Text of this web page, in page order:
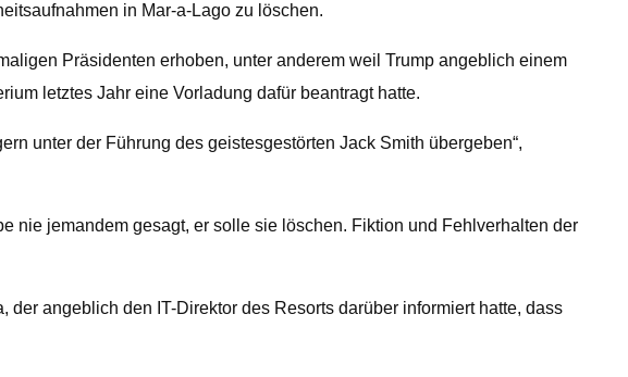
in Mar-a-Lago zu löschen.
Präsidenten erhoben, unter anderem weil Trump angeblich einem
letztes Jahr eine Vorladung dafür beantragt hatte.
unter der Führung des geistesgestörten Jack Smith übergeben“,
nie jemandem gesagt, er solle sie löschen. Fiktion und Fehlverhalten der
angeblich den IT-Direktor des Resorts darüber informiert hatte, dass